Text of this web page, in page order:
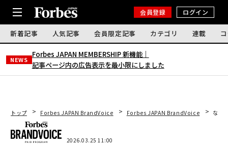
会員登録 ログイン
新着記事 人気記事 会員限定記事 カテゴリ 連載
NEWS
Forbes JAPAN MEMBERSHIP 新機能｜
記事ページ内の広告表示を最小限にしました
トップ Forbes JAPAN BrandVoice Forbes JAPAN BrandVoice なぜ
2026.03.25 11:00